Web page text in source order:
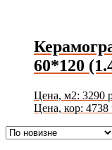
60*120
Цена, м2: 3290
Цена, кор: 4738